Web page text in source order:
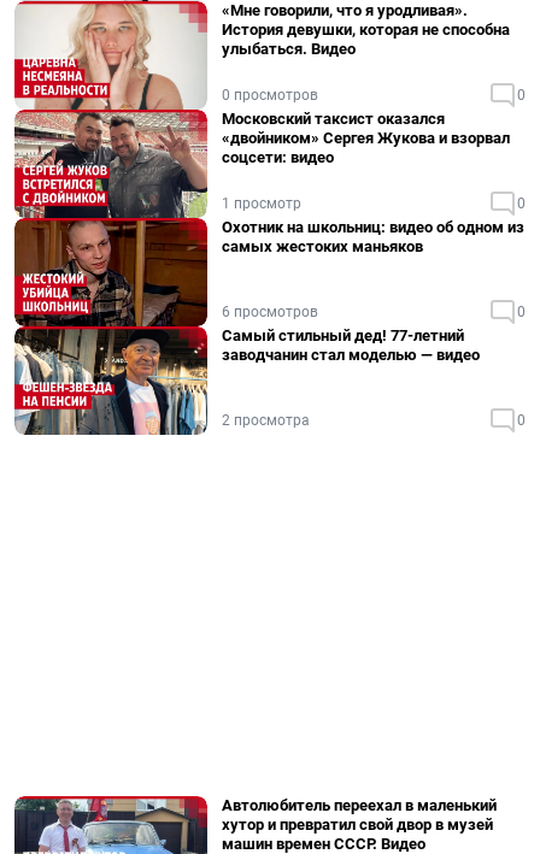
«Мне говорили, что я уродливая».
История девушки, которая не способна
улыбаться. Видео
0 просмотров 0
Московский таксист оказался
«двойником» Сергея Жукова и взорвал
соцсети: видео
1 просмотр 0
Охотник на школьниц: видео об одном из
самых жестоких маньяков
6 просмотров 0
Самый стильный дед! 77-летний
заводчанин стал моделью — видео
2 просмотра 0
Автолюбитель переехал в маленький
хутор и превратил свой двор в музей
машин времен СССР. Видео